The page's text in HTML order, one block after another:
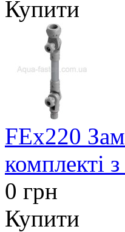
Купити
FEx220
комплекті
0 грн
Купити